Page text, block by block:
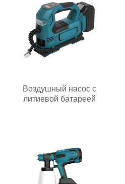
Воздушный насос с
литиевой батареей